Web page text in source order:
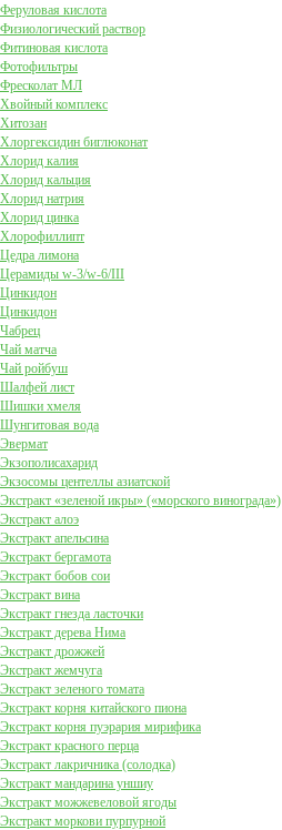
Феруловая кислота
Физиологический раствор
Фитиновая кислота
Фотофильтры
Фресколат МЛ
Хвойный комплекс
Хитозан
Хлоргексидин биглюконат
Хлорид калия
Хлорид кальция
Хлорид натрия
Хлорид цинка
Хлорофиллипт
Цедра лимона
Церамиды w-3/w-6/III
Цинкидон
Цинкидон
Чабрец
Чай матча
Чай ройбуш
Шалфей лист
Шишки хмеля
Шунгитовая вода
Эвермат
Экзополисахарид
Экзосомы центеллы азиатской
Экстракт «зеленой икры» («морского винограда»)
Экстракт алоэ
Экстракт апельсина
Экстракт бергамота
Экстракт бобов сои
Экстракт вина
Экстракт гнезда ласточки
Экстракт дерева Нима
Экстракт дрожжей
Экстракт жемчуга
Экстракт зеленого томата
Экстракт корня китайского пиона
Экстракт корня пуэрария мирифика
Экстракт красного перца
Экстракт лакричника (солодка)
Экстракт мандарина уншиу
Экстракт можжевеловой ягоды
Экстракт моркови пурпурной